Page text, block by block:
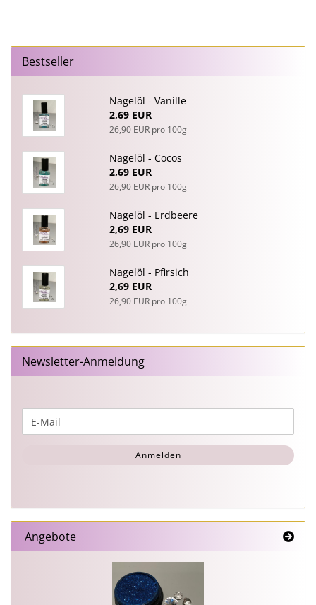
Bestseller
Nagelöl - Vanille
2,69 EUR
26,90 EUR pro 100g
Nagelöl - Cocos
2,69 EUR
26,90 EUR pro 100g
Nagelöl - Erdbeere
2,69 EUR
26,90 EUR pro 100g
Nagelöl - Pfirsich
2,69 EUR
26,90 EUR pro 100g
Newsletter-Anmeldung
ZUR
E-
Mail
Anmelden
Angebote